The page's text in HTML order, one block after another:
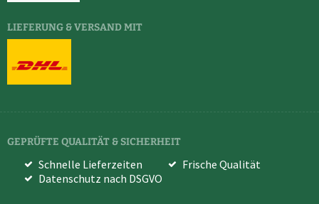
LIEFERUNG & VERSAND MIT
GEPRÜFTE QUALITÄT & SICHERHEIT
Schnelle Lieferzeiten
Frische Qualität
Datenschutz nach DSGVO